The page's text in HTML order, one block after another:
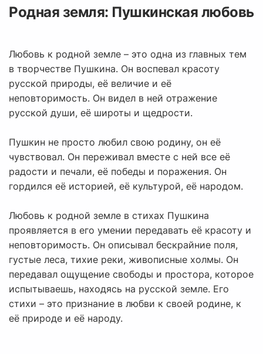
Родная земля: Пушкинская любовь
Любовь к родной земле – это одна из главных тем
в творчестве Пушкина. Он воспевал красоту
русской природы, её величие и её
неповторимость. Он видел в ней отражение
русской души, её широты и щедрости.
Пушкин не просто любил свою родину, он её
чувствовал. Он переживал вместе с ней все её
радости и печали, её победы и поражения. Он
гордился её историей, её культурой, её народом.
Любовь к родной земле в стихах Пушкина
проявляется в его умении передавать её красоту и
неповторимость. Он описывал бескрайние поля,
густые леса, тихие реки, живописные холмы. Он
передавал ощущение свободы и простора, которое
испытываешь, находясь на русской земле. Его
стихи – это признание в любви к своей родине, к
её природе и её народу.